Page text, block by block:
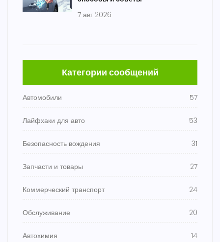
7 авг 2026
Категории сообщений
Автомобили 57
Лайфхаки для авто 53
Безопасность вождения 31
Запчасти и товары 27
Коммерческий транспорт 24
Обслуживание 20
Автохимия 14